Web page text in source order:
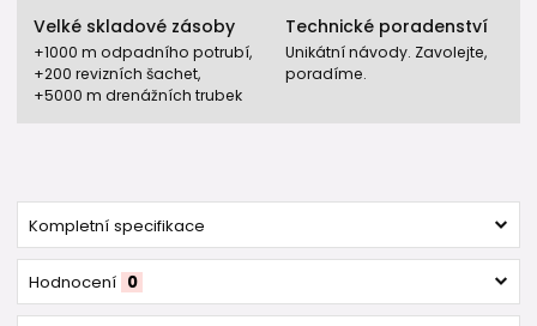
Velké skladové zásoby
+1000 m odpadního potrubí,
+200 revizních šachet,
+5000 m drenážních trubek
Technické poradenství
Unikátní návody. Zavolejte,
poradíme.
Kompletní specifikace
Hodnocení 0